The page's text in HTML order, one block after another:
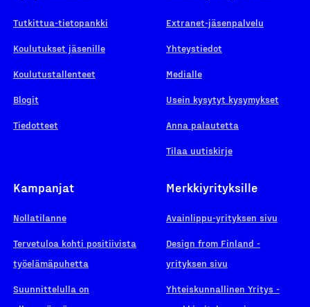
Tutkittua-tietopankki
Koulutukset jäsenille
Koulutustallenteet
Blogit
Tiedotteet
Extranet-jäsenpalvelu
Yhteystiedot
Medialle
Usein kysytyt kysymykset
Anna palautetta
Tilaa uutiskirje
Kampanjat
Nollatilanne
Tervetuloa kohti positiivista
työelämäpuhetta
Suunnittelulla on
Merkkiyrityksille
Avainlippu-yrityksen sivu
Design from Finland -
yrityksen sivu
Yhteiskunnallinen Yritys -